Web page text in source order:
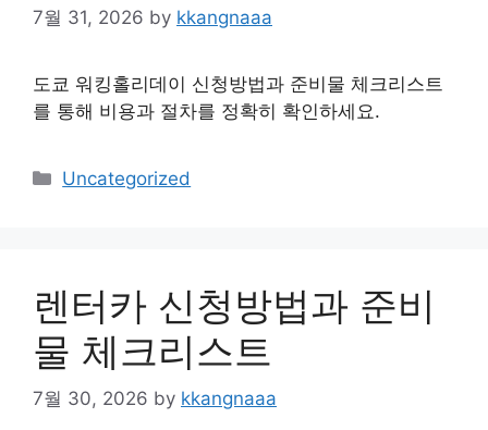
7월 31, 2026 by kkangnaaa
도쿄 워킹홀리데이 신청방법과 준비물 체크리스트
를 통해 비용과 절차를 정확히 확인하세요.
Categories
Uncategorized
렌터카 신청방법과 준비
물 체크리스트
7월 30, 2026 by kkangnaaa